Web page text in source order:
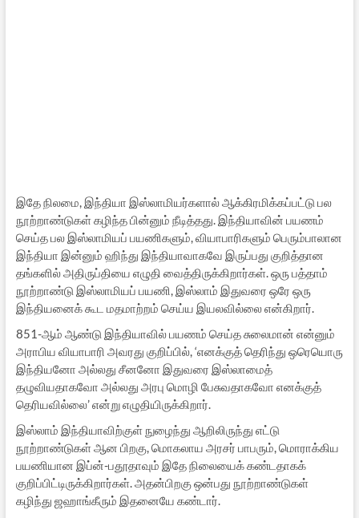
இதே நிலமை, இந்தியா இஸ்லாமியர்களால் ஆக்கிரமிக்கப்பட்டு பல
நூற்றாண்டுகள் கழிந்த பின்னும் நீடித்தது. இந்தியாவின் பயணம்
செய்த பல இஸ்லாமியப் பயணிகளும், வியாபாரிகளும் பெரும்பாலான
இந்தியா இன்னும் ஹிந்து இந்தியாவாகவே இருப்பது குறித்தான
தங்களில் அதிருப்தியை எழுதி வைத்திருக்கிறார்கள். ஒரு பத்தாம்
நூற்றாண்டு இஸ்லாமியப் பயணி, இஸ்லாம் இதுவரை ஒரே ஒரு
இந்தியனைக் கூட மதமாற்றம் செய்ய இயலவில்லை என்கிறார்.
851-ஆம் ஆண்டு இந்தியாவில் பயணம் செய்த சுலைமான் என்னும்
அராபிய வியாபாரி அவரது குறிப்பில், ‘எனக்குத் தெரிந்து ஒரெயொரு
இந்தியனோ அல்லது சீனனோ இதுவரை இஸ்லாமைத்
தழுவியதாகவோ அல்லது அரபு மொழி பேசுவதாகவோ எனக்குத்
தெரியவில்லை’ என்று எழுதியிருக்கிறார்.
இஸ்லாம் இந்தியாவிற்குள் நுழைந்து ஆறிலிருந்து எட்டு
நூற்றாண்டுகள் ஆன பிறகு, மொகலாய அரசர் பாபரும், மொராக்கிய
பயணியான இப்ன்-பதூதாவும் இதே நிலையைக் கண்டதாகக்
குறிப்பிட்டிருக்கிறார்கள். அதன்பிறகு ஒன்பது நூற்றாண்டுகள்
கழிந்து ஜஹாங்கீரும் இதனையே கண்டார்.